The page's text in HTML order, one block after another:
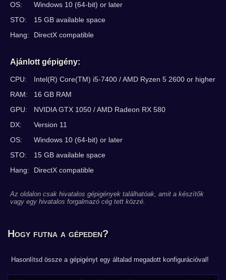
OS:
Windows 10 (64-bit) or later
STO:
15 GB available space
Hang:
DirectX compatible
Ajánlott gépigény:
CPU:
Intel(R) Core(TM) i5-7400 / AMD Ryzen 5 2600 or higher
RAM:
16 GB RAM
GPU:
NVIDIA GTX 1050 / AMD Radeon RX 580
DX:
Version 11
OS:
Windows 10 (64-bit) or later
STO:
15 GB available space
Hang:
DirectX compatible
Az oldalon csak hivatalos gépigények találhatóak, amit a készítők
vagy egy hivatalos forgalmazó cég tett közzé.
Hogy futna a gépeden?
Hasonlítsd össze a gépigényt egy általad megadott konfigurációval!